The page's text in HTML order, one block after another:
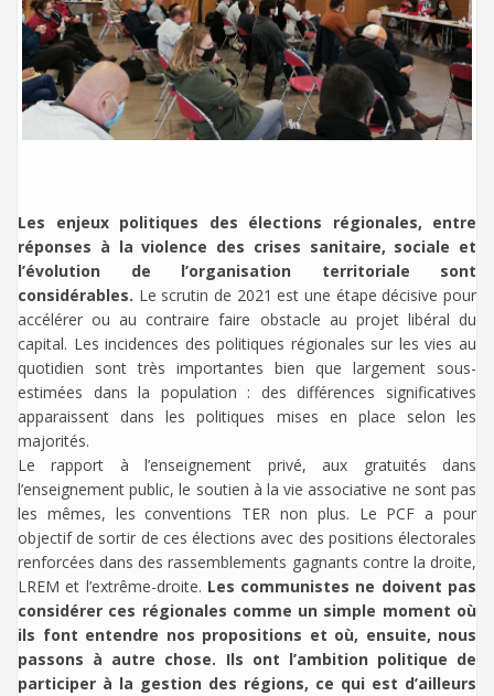
Les enjeux politiques des élections régionales, entre
réponses à la violence des crises sanitaire, sociale et
l’évolution de l’organisation territoriale sont
considérables. Le scrutin de 2021 est une étape décisive pour
accélérer ou au contraire faire obstacle au projet libéral du
capital. Les incidences des politiques régionales sur les vies au
quotidien sont très importantes bien que largement sous-
estimées dans la population : des différences significatives
apparaissent dans les politiques mises en place selon les
majorités.
Le rapport à l’enseignement privé, aux gratuités dans
l’enseignement public, le soutien à la vie associative ne sont pas
les mêmes, les conventions TER non plus. Le PCF a pour
objectif de sortir de ces élections avec des positions électorales
renforcées dans des rassemblements gagnants contre la droite,
LREM et l’extrême-droite. Les communistes ne doivent pas
considérer ces régionales comme un simple moment où
ils font entendre nos propositions et où, ensuite, nous
passons à autre chose. Ils ont l’ambition politique de
participer à la gestion des régions, ce qui est d’ailleurs